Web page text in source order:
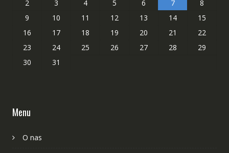
2
3 4 5 6 7
8
9
10 11 12 13 14
15
16
17 18 19 20 21
22
23
24 25 26 27 28
29
30
31
Menu
O nas